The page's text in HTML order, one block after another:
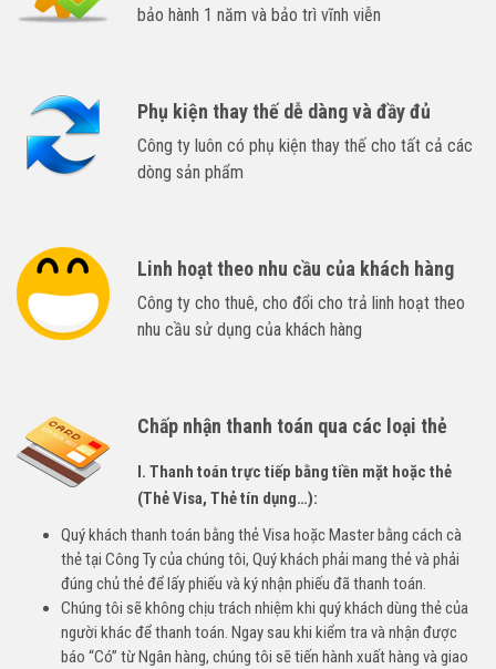
bảo hành 1 năm và bảo trì vĩnh viễn
Phụ kiện thay thế dễ dàng và đầy đủ
Công ty luôn có phụ kiện thay thế cho tất cả các
dòng sản phẩm
Linh hoạt theo nhu cầu của khách hàng
Công ty cho thuê, cho đổi cho trả linh hoạt theo
nhu cầu sử dụng của khách hàng
Chấp nhận thanh toán qua các loại thẻ
I. Thanh toán trực tiếp bằng tiền mặt hoặc thẻ
(Thẻ Visa, Thẻ tín dụng…):
Quý khách thanh toán bằng thẻ Visa hoặc Master bằng cách cà
thẻ tại Công Ty của chúng tôi, Quý khách phải mang thẻ và phải
đúng chủ thẻ để lấy phiếu và ký nhận phiếu đã thanh toán.
Chúng tôi sẽ không chịu trách nhiệm khi quý khách dùng thẻ của
người khác để thanh toán. Ngay sau khi kiểm tra và nhận được
báo “Có” từ Ngân hàng, chúng tôi sẽ tiến hành xuất hàng và giao